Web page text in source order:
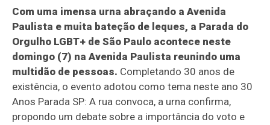
Com uma imensa urna abraçando a Avenida
Paulista e muita bateção de leques, a Parada do
Orgulho LGBT+ de São Paulo acontece neste
domingo (7) na Avenida Paulista reunindo uma
multidão de pessoas. Completando 30 anos de
existência, o evento adotou como tema neste ano 30
Anos Parada SP: A rua convoca, a urna confirma,
propondo um debate sobre a importância do voto e